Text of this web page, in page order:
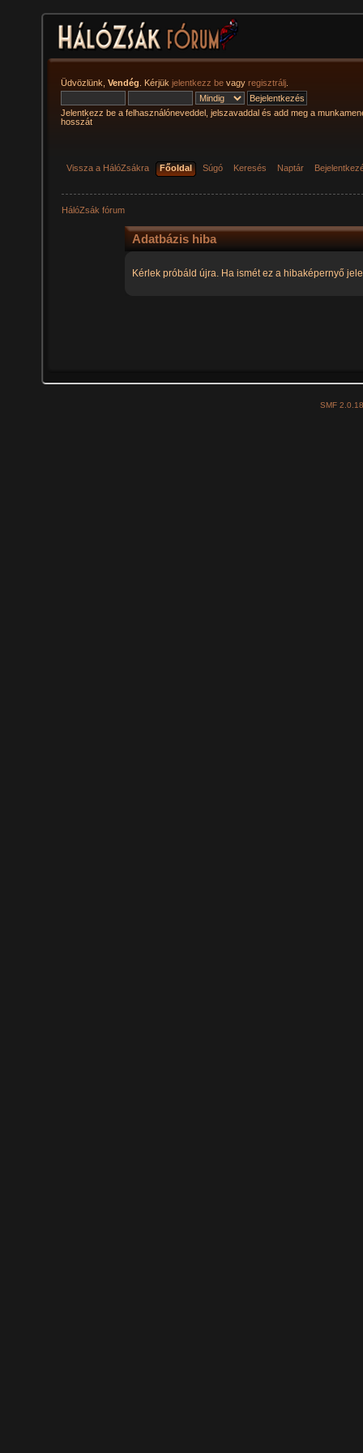
Üdvözlünk, Vendég . Kérjük jelentkezz be vagy regisztrálj
Jelentkezz be a felhasználóneveddel, jelszavaddal és add meg a
hosszát
Vissza a HálóZsákra Főoldal Súgó Keresés Naptár
HálóZsák fórum
Adatbázis hiba
Kérlek próbáld újra. Ha ismét ez a hibaképernyő
SMF 2.0.18